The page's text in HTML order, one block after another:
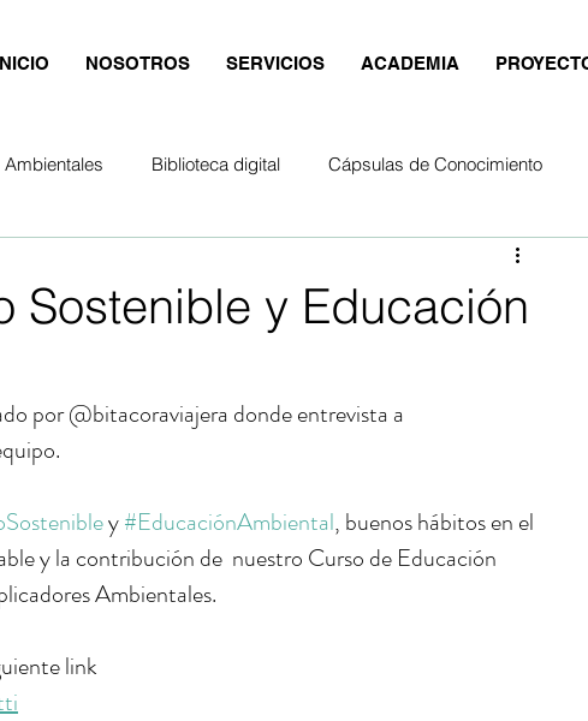
NOSOTROS SERVICIOS ACADEMIA
Ambientales Biblioteca digital Cápsulas de Conocimiento
Sostenible y Educación
por @bitacoraviajera donde entrevista a
y #EducaciónAmbiental, buenos hábitos en el
y la contribución de  nuestro Curso de Educación
Ambientales.
link